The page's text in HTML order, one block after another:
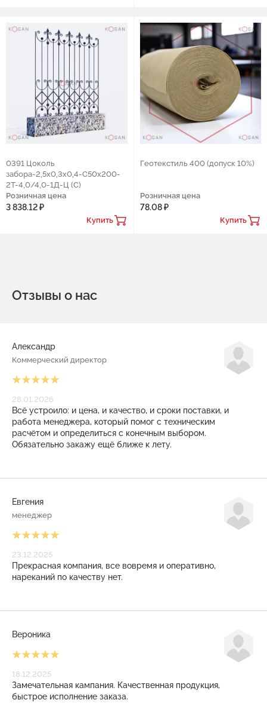
0391 Цоколь
забора-2,5х0,3х0,4-С50х200-
2Т-4,0/4,0-1Д-Ц (С)
Розничная цена
3 838.12 ₽
Купить
Геотекстиль 400 (допуск 10%)
Розничная цена
78.08 ₽
Купить
Отзывы о нас
Александр
Коммерческий директор
28.01.2026
Всё устроило: и цена, и качество, и сроки поставки, и
работа менеджера, который помог с техническим
расчётом и определиться с конечным выбором.
Обязательно закажу ещё ближе к лету.
Евгения
менеджер
23.12.2025
Прекрасная компания, все вовремя и оперативно,
нареканий по качеству нет.
Вероника
18.12.2025
Замечательная кампания. Качественная продукция,
быстрое исполнение заказа.